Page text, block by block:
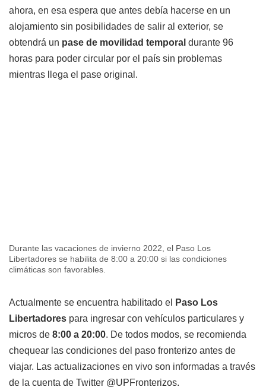
ahora, en esa espera que antes debía hacerse en un
alojamiento sin posibilidades de salir al exterior, se
obtendrá un pase de movilidad temporal durante 96
horas para poder circular por el país sin problemas
mientras llega el pase original.
Durante las vacaciones de invierno 2022, el Paso Los
Libertadores se habilita de 8:00 a 20:00 si las condiciones
climáticas son favorables.
Actualmente se encuentra habilitado el
Paso Los
Libertadores para ingresar con vehículos particulares y
micros de 8:00 a 20:00. De todos modos, se recomienda
chequear las condiciones del paso fronterizo antes de
viajar. Las actualizaciones en vivo son informadas a través
de la cuenta de Twitter @UPFronterizos.